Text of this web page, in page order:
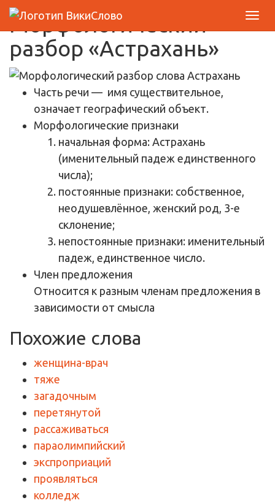
Морфологический
разбор «Астрахань»
Часть речи — имя существительное,
означает географический объект.
Морфологические признаки
начальная форма: Астрахань
(именительный падеж единственного
числа);
постоянные признаки: собственное,
неодушевлённое, женский род, 3-е
склонение;
непостоянные признаки: именительный
падеж, единственное число.
Член предложения
Относится к разным членам предложения в
зависимости от смысла
Похожие слова
женщина-врач
тяже
загадочным
перетянутой
рассаживаться
параолимпийский
экспроприаций
проявляться
колледж